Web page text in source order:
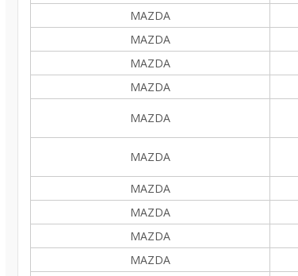
MAZDA
MAZDA
MAZDA
MAZDA
MAZDA
MAZDA
MAZDA
MAZDA
MAZDA
MAZDA